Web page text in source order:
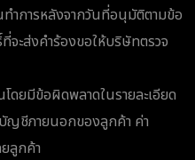
ำการหลังจากวันที่อนุมัติตามข้อ
ะส่งคำร้องขอให้บริษัทตรวจ
ดยมีข้อผิดพลาดในรายละเอียด
ญชีภายนอกของลูกค้า ค่า
ลูกค้า